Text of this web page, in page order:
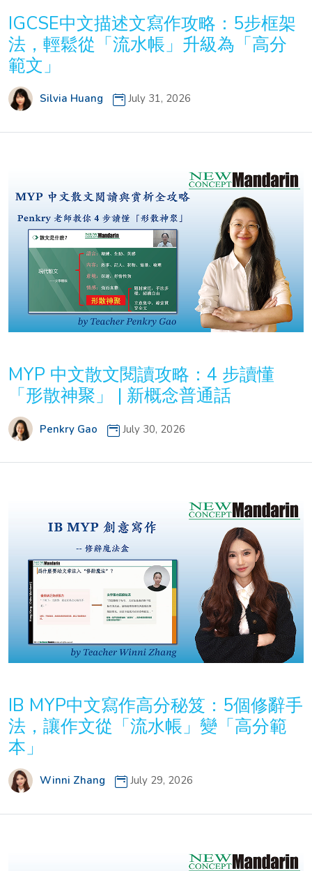
IGCSE中文描述文寫作攻略：5步框架
法，輕鬆從「流水帳」升級為「高分
範文」
Silvia Huang July 31, 2026
MYP 中文散文閱讀攻略：4 步讀懂
「形散神聚」 | 新概念普通話
Penkry Gao July 30, 2026
IB MYP中文寫作高分秘笈：5個修辭手
法，讓作文從「流水帳」變「高分範
本」
Winni Zhang July 29, 2026